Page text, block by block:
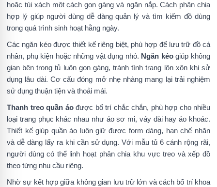
hoặc túi xách một cách gọn gàng và ngăn nắp. Cách phân chia
hợp lý giúp người dùng dễ dàng quản lý và tìm kiếm đồ dùng
trong quá trình sinh hoạt hằng ngày.
Các ngăn kéo được thiết kế riêng biệt, phù hợp để lưu trữ đồ cá
nhân, phụ kiện hoặc những vật dụng nhỏ. Ngăn kéogiúp không
gian bên trong tủ luôn gọn gàng, tránh tình trạng lộn xộn khi sử
dụng lâu dài. Cơ cấu đóng mở nhẹ nhàng mang lại trải nghiệm
sử dụng thuận tiện và thoải mái.
Thanh treo quần áođược bố trí chắc chắn, phù hợp cho nhiều
loại trang phục khác nhau như áo sơ mi, váy dài hay áo khoác.
Thiết kế giúp quần áo luôn giữ được form dáng, hạn chế nhăn
và dễ dàng lấy ra khi cần sử dụng. Với mẫu tủ 6 cánh rộng rãi,
người dùng có thể linh hoạt phân chia khu vực treo và xếp đồ
theo từng nhu cầu riêng.
Nhờ sự kết hợp giữa không gian lưu trữ lớn và cách bố trí khoa